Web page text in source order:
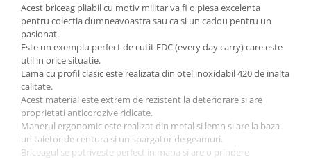
Acest briceag pliabil cu motiv militar va fi o piesa excelenta
pentru colectia dumneavoastra sau ca si un cadou pentru un
pasionat.
Este un exemplu perfect de cutit EDC (every day carry) care este
util in orice situatie.
Lama cu profil clasic este realizata din otel inoxidabil 420 de inalta
calitate.
Acest material este extrem de rezistent la deteriorare si are
proprietati anticorozive ridicate.
Manerul ergonomic este realizat din metal si lemn si are la baza
un taietor de centura si un spargator de geamuri.
Briceagul se potriveste perfect in mana si are o prindere